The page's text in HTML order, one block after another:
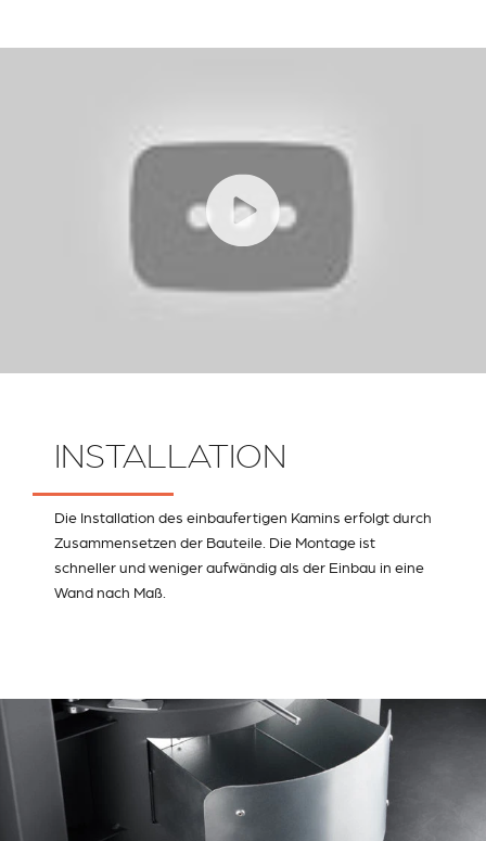
INSTALLATION
Die Installation des einbaufertigen Kamins erfolgt durch
Zusammensetzen der Bauteile. Die Montage ist
schneller und weniger aufwändig als der Einbau in eine
Wand nach Maß.